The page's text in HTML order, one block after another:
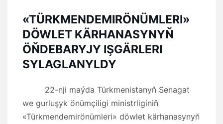
«TÜRKMENDEMIRÖNÜMLERI»
DÖWLET KÄRHANASYNYŇ
ÖŇDEBARYJY IŞGÄRLERI
SYLAGLANYLDY
22-nji maýda Türkmenistanyň Senagat
we gurluşyk önümçiligi ministrliginiň
«Türkmendemirönümleri» döwlet kärhanasynyň